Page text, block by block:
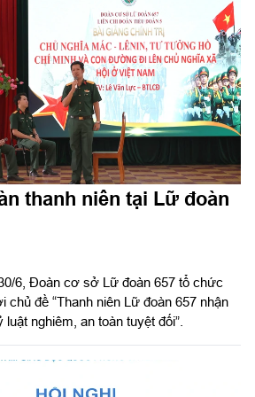
thanh niên tại Lữ đoàn
6, Đoàn cơ sở Lữ đoàn 657 tổ chức
chủ đề “Thanh niên Lữ đoàn 657 nhận
nghiêm, an toàn tuyệt đối”.